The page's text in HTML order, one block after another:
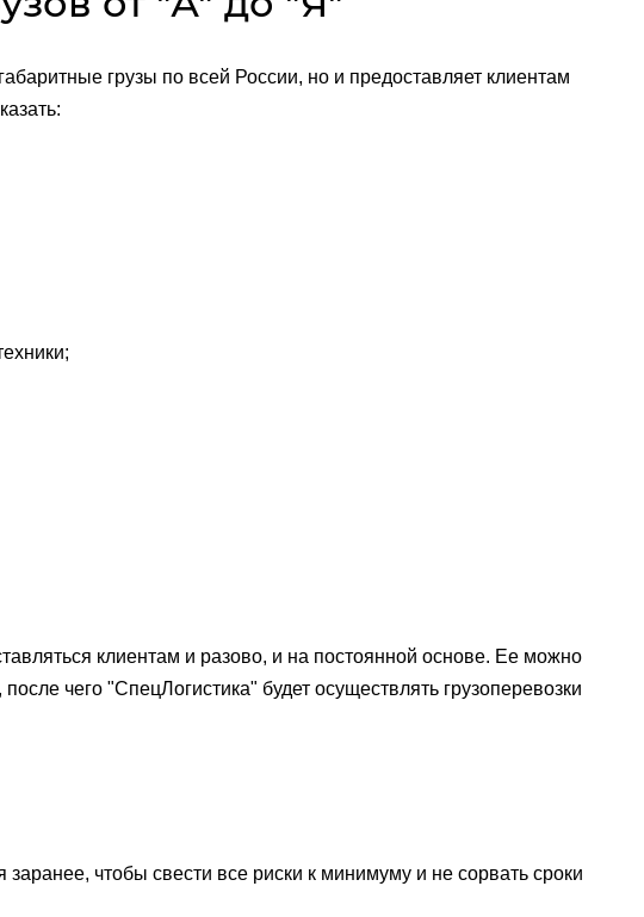
грузы по всей России, но и предоставляет клиентам
клиентам и разово, и на постоянной основе. Ее можно
чего "СпецЛогистика" будет осуществлять грузоперевозки
чтобы свести все риски к минимуму и не сорвать сроки